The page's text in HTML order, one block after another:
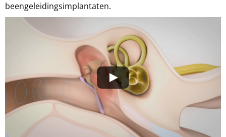
beengeleidingsimplantaten.